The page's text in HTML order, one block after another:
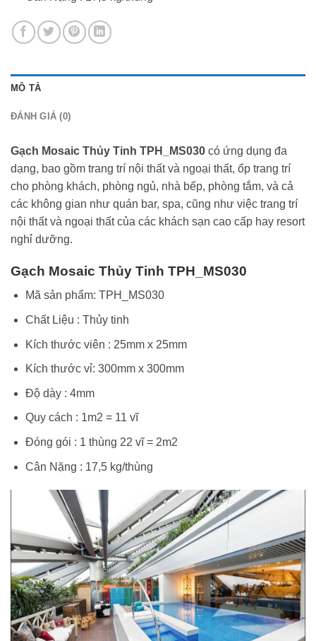
MÔ TẢ
ĐÁNH GIÁ (0)
Gạch Mosaic Thủy Tinh TPH_MS030 có ứng dụng đa
dạng, bao gồm trang trí nội thất và ngoại thất, ốp trang trí
cho phòng khách, phòng ngủ, nhà bếp, phòng tắm, và cả
các không gian như quán bar, spa, cũng như việc trang trí
nội thất và ngoại thất của các khách sạn cao cấp hay resort
nghỉ dưỡng.
Gạch Mosaic Thủy Tinh TPH_MS030
Mã sản phẩm: TPH_MS030
Chất Liệu : Thủy tinh
Kích thước viên : 25mm x 25mm
Kích thước vỉ: 300mm x 300mm
Độ dày : 4mm
Quy cách : 1m2 = 11 vĩ
Đóng gói : 1 thùng 22 vĩ = 2m2
Cân Nặng : 17,5 kg/thùng